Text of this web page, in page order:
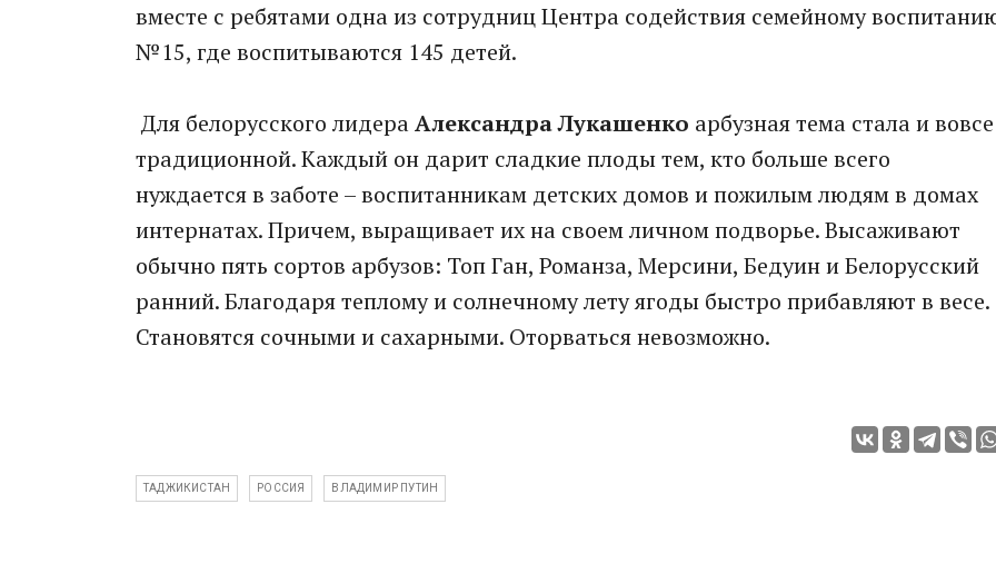
вместе с ребятами одна из сотрудниц Центра содействия семейному
№15, где воспитываются 145 детей.
Для белорусского лидераАлександра Лукашенко арбузная тема стала и вовсе
традиционной. Каждый он дарит сладкие плоды тем, кто больше всего
нуждается в заботе – воспитанникам детских домов и пожилым людям в домах
интернатах. Причем, выращивает их на своем личном подворье. Высаживают
обычно пять сортов арбузов: Топ Ган, Романза, Мерсини, Бедуин и Белорусский
ранний. Благодаря теплому и солнечному лету ягоды быстро прибавляют в весе.
Становятся сочными и сахарными. Оторваться невозможно.
ТАДЖИКИСТАН РОССИЯ ВЛАДИМИР ПУТИН